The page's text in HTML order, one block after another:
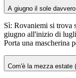
A giugno il sole
Sì: Rovaniemi si
giugno all'inizio di
Porta una mascherina
Com'è la mezza estate